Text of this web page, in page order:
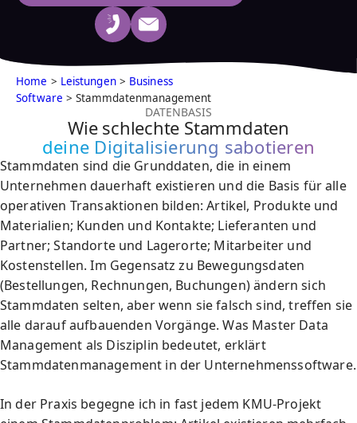
Home > Leistungen> Business
Software > Stammdatenmanagement
DATENBASIS
Wie schlechte Stammdaten
deine Digitalisierung sabotieren
Stammdaten sind die Grunddaten, die in einem
Unternehmen dauerhaft existieren und die Basis für alle
operativen Transaktionen bilden: Artikel, Produkte und
Materialien; Kunden und Kontakte; Lieferanten und
Partner; Standorte und Lagerorte; Mitarbeiter und
Kostenstellen. Im Gegensatz zu Bewegungsdaten
(Bestellungen, Rechnungen, Buchungen) ändern sich
Stammdaten selten, aber wenn sie falsch sind, treffen sie
alle darauf aufbauenden Vorgänge. Was Master Data
Management als Disziplin bedeutet, erklärt
Stammdatenmanagement in der Unternehmenssoftware.
In der Praxis begegne ich in fast jedem KMU-Projekt